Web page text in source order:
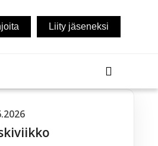
Liity jäseneksi